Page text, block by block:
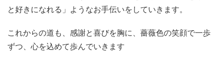
と好きになれる」ようなお手伝いをしていきます。
これからの道も、感謝と喜びを胸に、薔薇色の笑顔で一歩
ずつ、心を込めて歩んでいきます